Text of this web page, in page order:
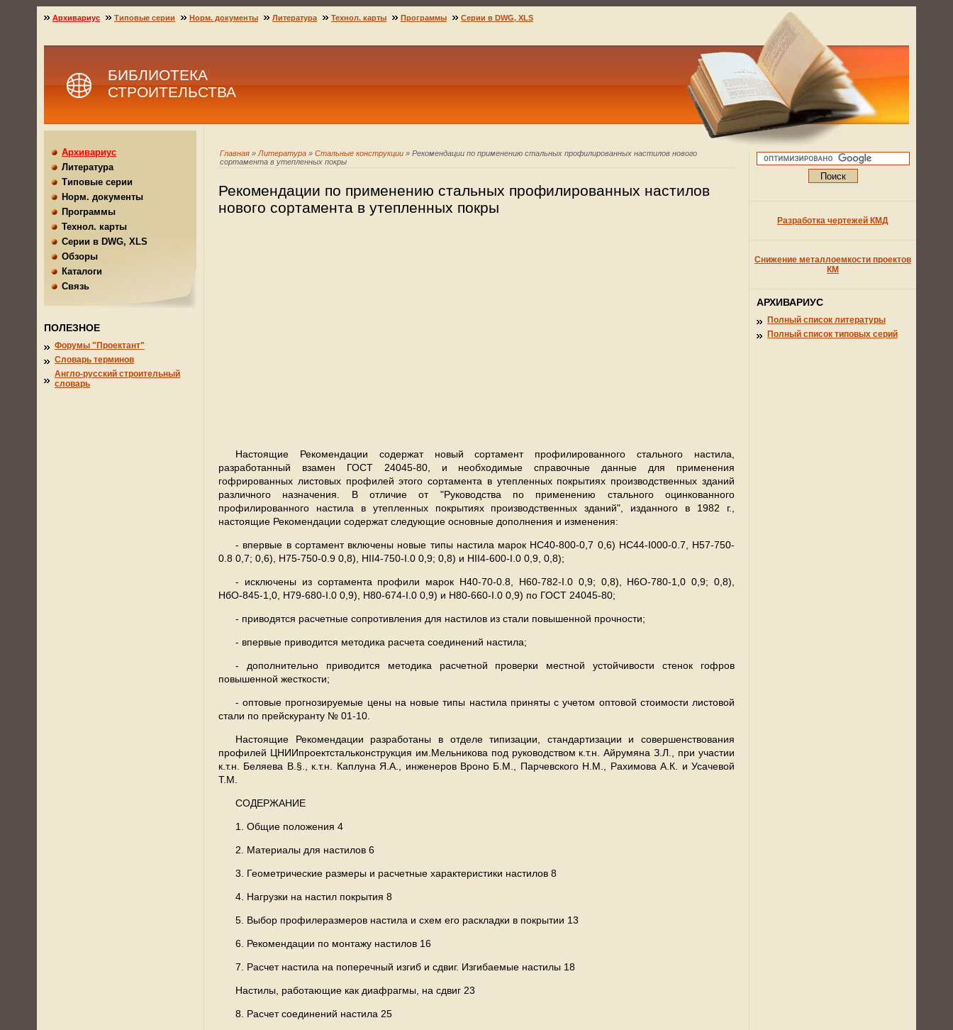
БИБЛИОТЕКА
СТРОИТЕЛЬСТВА
Главная » Литература » Стальные конструкции » Рекомендации по применению стальных профилированных настилов нового
сортамента в утепленных покры
Рекомендации по применению стальных профилированных настилов
нового сортамента в утепленных покры
Настоящие Рекомендации содержат новый сортамент профилированного стального настила,
разработанный взамен ГОСТ 24045-80, и необходимые справочные данные для применения
гофрированных листовых профилей этого сортамента в утепленных покрытиях производственных зданий
различного назначения. В отличие от "Руководства по применению стального оцинкованного
профилированного настила в утепленных покрытиях производственных зданий", изданного в 1982 г.,
настоящие Рекомендации содержат следующие основные дополнения и изменения:
- впервые в сортамент включены новые типы настила марок НС40-800-0,7 0,6) HC44-I000-0.7, Н57-750-
0.8 0,7; 0,6), Н75-750-0.9 0,8), HII4-750-I.0 0,9; 0,8) и HII4-600-I.0 0,9, 0,8);
- исключены из сортамента профили марок Н40-70-0.8, H60-782-I.0 0,9; 0,8), Н6О-780-1,0 0,9; 0,8),
НбО-845-1,0, H79-680-I.0 0,9), H80-674-I.0 0,9) и H80-660-I.0 0,9) по ГОСТ 24045-80;
- приводятся расчетные сопротивления для настилов из стали повышенной прочности;
- впервые приводится методика расчета соединений настила;
- дополнительно приводится методика расчетной проверки местной устойчивости стенок гофров
повышенной жесткости;
- оптовые прогнозируемые цены на новые типы настила приняты с учетом оптовой стоимости листовой
стали по прейскуранту № 01-10.
Настоящие Рекомендации разработаны в отделе типизации, стандартизации и совершенствования
профилей ЦНИИпроектстальконструкция им.Мельникова под руководством к.т.н. Айрумяна З.Л., при участии
к.т.н. Беляева В.§., к.т.н. Каплуна Я.А., инженеров Вроно Б.М., Парчевского Н.М., Рахимова А.К. и Усачевой
Т.М.
СОДЕРЖАНИЕ
1. Общие положения 4
2. Материалы для настилов 6
3. Геометрические размеры и расчетные характеристики настилов 8
4. Нагрузки на настил покрытия 8
5. Выбор профилеразмеров настила и схем его раскладки в покрытии 13
6. Рекомендации по монтажу настилов 16
7. Расчет настила на поперечный изгиб и сдвиг. Изгибаемые настилы 18
Настилы, работающие как диафрагмы, на сдвиг 23
8. Расчет соединений настила 25
Архивариус Типовые серии Норм. документы Литература Технол. карты Программы Серии в DWG, XLS
Архивариус
Литература
Типовые серии
Норм. документы
Программы
Технол. карты
Серии в DWG, XLS
Обзоры
Каталоги
Связь
ПОЛЕЗНОЕ
Форумы "Проектант"
Словарь терминов
Англо-русский строительный
словарь
Разработка чертежей КМД
Снижение металлоемкости проектов
КМ
АРХИВАРИУС
Полный список литературы
Полный список типовых серий